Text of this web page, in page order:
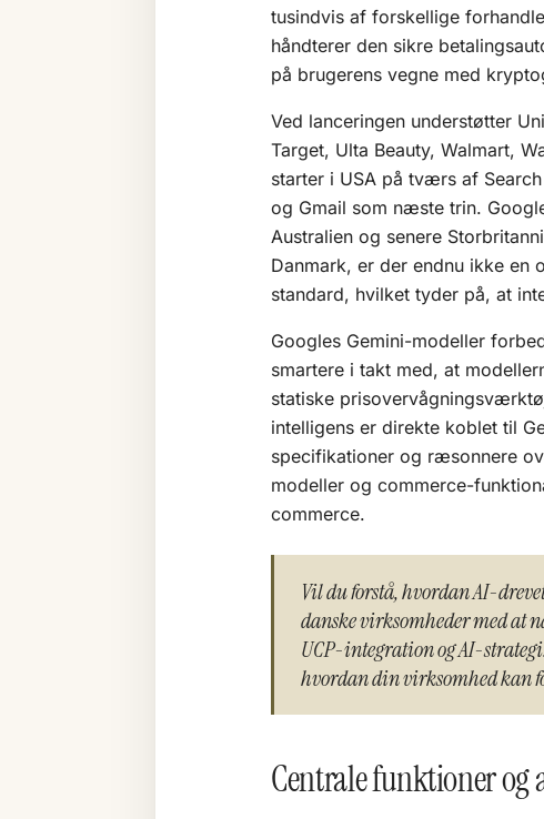
tusindvis af forskellige
håndterer den sikre
på brugerens vegne med
Ved lanceringen understøtter
Target, Ulta Beauty, Walmart,
starter i USA på tværs af
og Gmail som næste trin.
Australien og senere
Danmark, er der endnu ikke en
standard, hvilket tyder på, at
Googles Gemini-modeller
smartere i takt med, at
statiske
intelligens er direkte koblet til
specifikationer og ræsonnere
modeller og commerce-
commerce.
Vil du forstå, hvordan AI-
danske virksomheder med at
UCP-integration og AI-
hvordan din virksomhed kan
Centrale funktioner og